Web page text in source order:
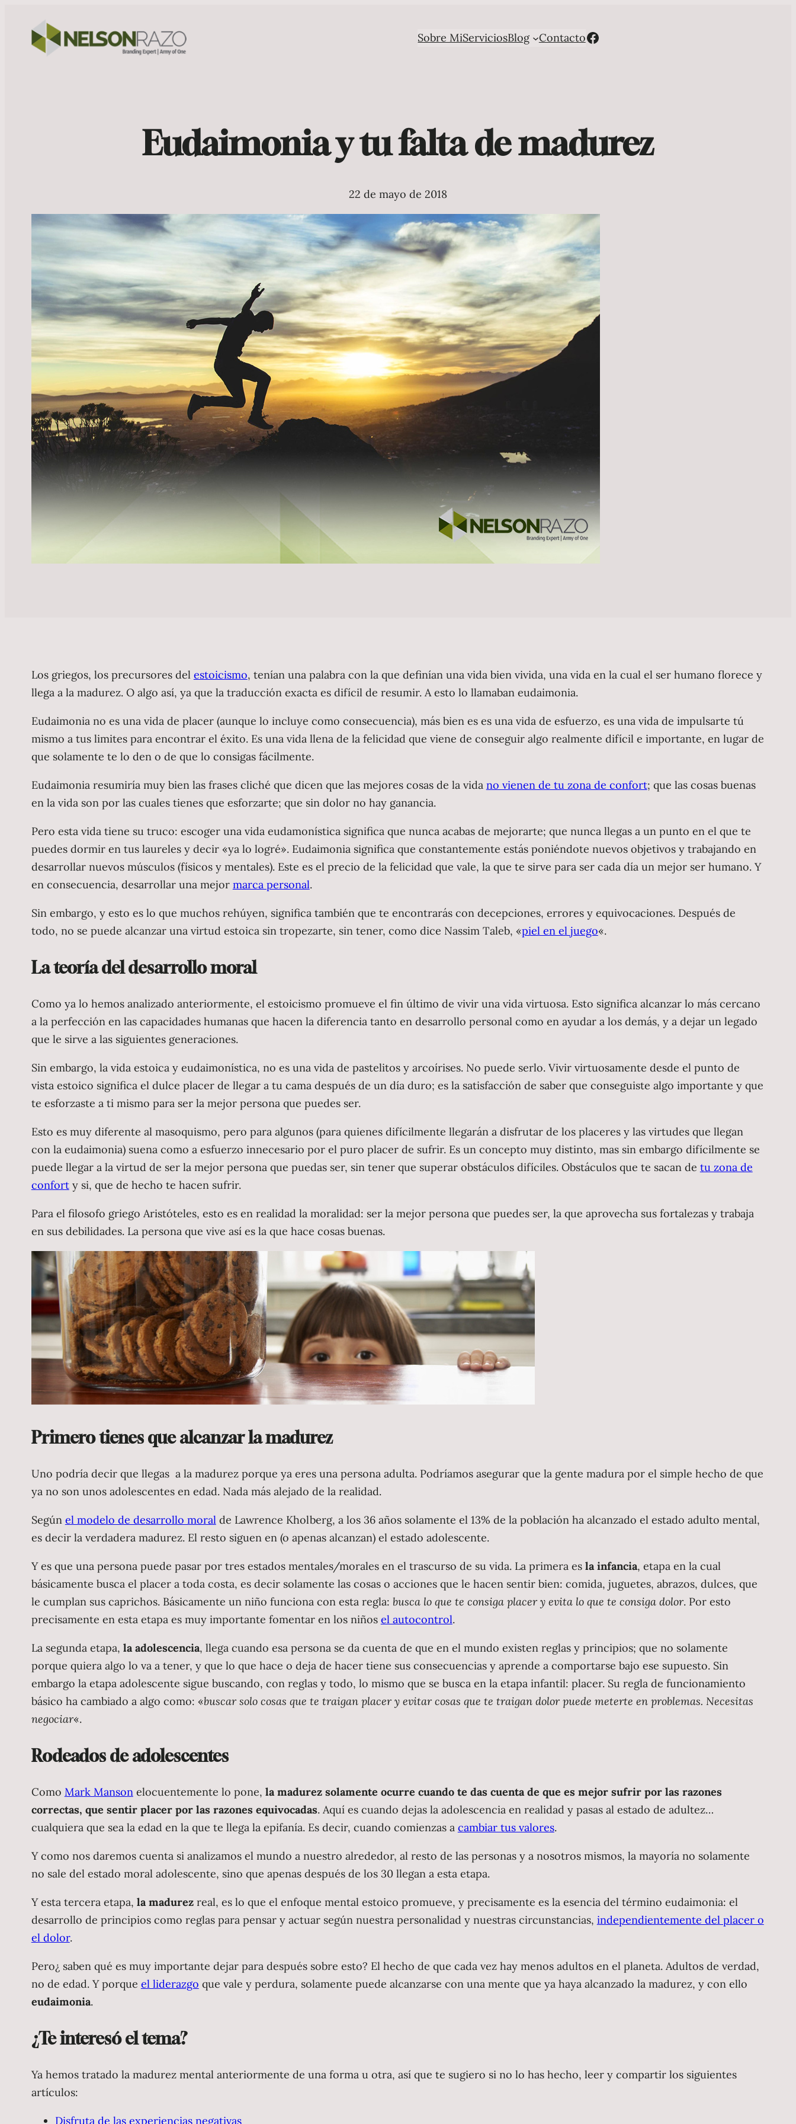
Sobre MiServiciosBlog ContactoFacebook
Eudaimonia y tu falta de madurez
22 de mayo de 2018
Los griegos, los precursores del estoicismo, tenían una palabra con la que definían una vida bien vivida, una vida en la cual el ser humano florece y
llega a la madurez. O algo así, ya que la traducción exacta es difícil de resumir. A esto lo llamaban eudaimonia.
Eudaimonia no es una vida de placer (aunque lo incluye como consecuencia), más bien es es una vida de esfuerzo, es una vida de impulsarte tú
mismo a tus limites para encontrar el éxito. Es una vida llena de la felicidad que viene de conseguir algo realmente difícil e importante, en lugar de
que solamente te lo den o de que lo consigas fácilmente.
Eudaimonia resumiría muy bien las frases cliché que dicen que las mejores cosas de la vida no vienen de tu zona de confort; que las cosas buenas
en la vida son por las cuales tienes que esforzarte; que sin dolor no hay ganancia.
Pero esta vida tiene su truco: escoger una vida eudamonística significa que nunca acabas de mejorarte; que nunca llegas a un punto en el que te
puedes dormir en tus laureles y decir «ya lo logré». Eudaimonia significa que constantemente estás poniéndote nuevos objetivos y trabajando en
desarrollar nuevos músculos (físicos y mentales). Este es el precio de la felicidad que vale, la que te sirve para ser cada día un mejor ser humano. Y
en consecuencia, desarrollar una mejor marca personal.
Sin embargo, y esto es lo que muchos rehúyen, significa también que te encontrarás con decepciones, errores y equivocaciones. Después de
todo, no se puede alcanzar una virtud estoica sin tropezarte, sin tener, como dice Nassim Taleb, «piel en el juego«.
La teoría del desarrollo moral
Como ya lo hemos analizado anteriormente, el estoicismo promueve el fin último de vivir una vida virtuosa. Esto significa alcanzar lo más cercano
a la perfección en las capacidades humanas que hacen la diferencia tanto en desarrollo personal como en ayudar a los demás, y a dejar un legado
que le sirve a las siguientes generaciones.
Sin embargo, la vida estoica y eudaimonística, no es una vida de pastelitos y arcoírises. No puede serlo. Vivir virtuosamente desde el punto de
vista estoico significa el dulce placer de llegar a tu cama después de un día duro; es la satisfacción de saber que conseguiste algo importante y que
te esforzaste a ti mismo para ser la mejor persona que puedes ser.
Esto es muy diferente al masoquismo, pero para algunos (para quienes difícilmente llegarán a disfrutar de los placeres y las virtudes que llegan
con la eudaimonia) suena como a esfuerzo innecesario por el puro placer de sufrir. Es un concepto muy distinto, mas sin embargo difícilmente se
puede llegar a la virtud de ser la mejor persona que puedas ser, sin tener que superar obstáculos difíciles. Obstáculos que te sacan de tu zona de
conforty si, que de hecho te hacen sufrir.
Para el filosofo griego Aristóteles, esto es en realidad la moralidad: ser la mejor persona que puedes ser, la que aprovecha sus fortalezas y trabaja
en sus debilidades. La persona que vive así es la que hace cosas buenas.
Primero tienes que alcanzar la madurez
Uno podría decir que llegas a la madurez porque ya eres una persona adulta. Podríamos asegurar que la gente madura por el simple hecho de que
ya no son unos adolescentes en edad. Nada más alejado de la realidad.
Según el modelo de desarrollo moralde Lawrence Kholberg, a los 36 años solamente el 13% de la población ha alcanzado el estado adulto mental,
es decir la verdadera madurez. El resto siguen en (o apenas alcanzan) el estado adolescente.
Y es que una persona puede pasar por tres estados mentales/morales en el trascurso de su vida. La primera es la infancia, etapa en la cual
básicamente busca el placer a toda costa, es decir solamente las cosas o acciones que le hacen sentir bien: comida, juguetes, abrazos, dulces, que
le cumplan sus caprichos. Básicamente un niño funciona con esta regla: busca lo que te consiga placer y evita lo que te consiga dolor. Por esto
precisamente en esta etapa es muy importante fomentar en los niños el autocontrol.
La segunda etapa, la adolescencia, llega cuando esa persona se da cuenta de que en el mundo existen reglas y principios; que no solamente
porque quiera algo lo va a tener, y que lo que hace o deja de hacer tiene sus consecuencias y aprende a comportarse bajo ese supuesto. Sin
embargo la etapa adolescente sigue buscando, con reglas y todo, lo mismo que se busca en la etapa infantil: placer. Su regla de funcionamiento
básico ha cambiado a algo como: «buscar solo cosas que te traigan placer y evitar cosas que te traigan dolor puede meterte en problemas. Necesitas
negociar«.
Rodeados de adolescentes
Como Mark Mansonelocuentemente lo pone, la madurez solamente ocurre cuando te das cuenta de que es mejor sufrir por las razones
correctas, que sentir placer por las razones equivocadas. Aquí es cuando dejas la adolescencia en realidad y pasas al estado de adultez…
cualquiera que sea la edad en la que te llega la epifanía. Es decir, cuando comienzas a cambiar tus valores.
Y como nos daremos cuenta si analizamos el mundo a nuestro alrededor, al resto de las personas y a nosotros mismos, la mayoría no solamente
no sale del estado moral adolescente, sino que apenas después de los 30 llegan a esta etapa.
Y esta tercera etapa, la madurezreal, es lo que el enfoque mental estoico promueve, y precisamente es la esencia del término eudaimonia: el
desarrollo de principios como reglas para pensar y actuar según nuestra personalidad y nuestras circunstancias, independientemente del placer o
el dolor.
Pero¿ saben qué es muy importante dejar para después sobre esto? El hecho de que cada vez hay menos adultos en el planeta. Adultos de verdad,
no de edad. Y porque el liderazgo que vale y perdura, solamente puede alcanzarse con una mente que ya haya alcanzado la madurez, y con ello
eudaimonia.
¿Te interesó el tema?
Ya hemos tratado la madurez mental anteriormente de una forma u otra, así que te sugiero si no lo has hecho, leer y compartir los siguientes
artículos:
Disfruta de las experiencias negativas